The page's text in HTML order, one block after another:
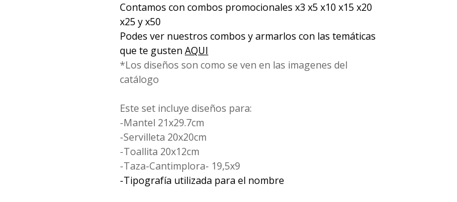
Contamos con combos promocionales x3 x5 x10 x15 x20
x25 y x50
Podes ver nuestros combos y armarlos con las temáticas
que te gusten AQUI
*Los diseños son como se ven en las imagenes del
catálogo
Este set incluye diseños para:
-Mantel 21x29.7cm
-Servilleta 20x20cm
-Toallita 20x12cm
-Taza-Cantimplora- 19,5x9
-Tipografía utilizada para el nombre